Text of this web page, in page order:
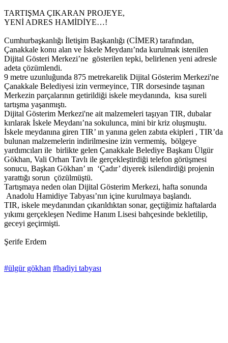
TARTIŞMA ÇIKARAN PROJEYE,
YENİ ADRES HAMİDİYE…!
Cumhurbaşkanlığı İletişim Başkanlığı (CİMER) tarafından,
Çanakkale konu alan ve İskele Meydanı’nda kurulmak istenilen
Dijital Gösteri Merkezi’ne gösterilen tepki, belirlenen yeni adresle
adeta çözümlendi.
9 metre uzunluğunda 875 metrekarelik Dijital Gösterim Merkezi'ne
Çanakkale Belediyesi izin vermeyince, TIR dorsesinde taşınan
Merkezin parçalarının getirildiği iskele meydanında, kısa sureli
tartışma yaşanmıştı.
Dijital Gösterim Merkezi'ne ait malzemeleri taşıyan TIR, dubalar
kırılarak İskele Meydanı’na sokulunca, mini bir kriz oluşmuştu.
İskele meydanına giren TIR’ ın yanına gelen zabıta ekipleri , TIR’da
bulunan malzemelerin indirilmesine izin vermemiş, bölgeye
yardımcıları ile birlikte gelen Çanakkale Belediye Başkanı Ülgür
Gökhan, Vali Orhan Tavlı ile gerçekleştirdiği telefon görüşmesi
sonucu, Başkan Gökhan’ ın ‘Çadır’ diyerek isilendirdiği projenin
yarattığı sorun çözülmüştü.
Tartışmaya neden olan Dijital Gösterim Merkezi, hafta sonunda
Anadolu Hamidiye Tabyası’nın içine kurulmaya başlandı.
TIR, iskele meydanından çıkarıldıktan sonar, geçtiğimiz haftalarda
yıkımı gerçekleşen Nedime Hanım Lisesi bahçesinde bekletilip,
geceyi geçirmişti.
Şerife Erdem
#ülgür gökhan #hadiyi tabyası